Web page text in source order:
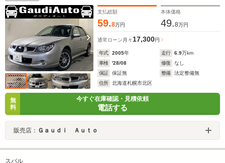
支払総額
59.8万円
本体価格
49.8万円
通常ローン 月々 17,300円
年式 2005年 走行 6.9万km
車検
'28/08 修復
なし
保証
保証無 整備
法定整備無
住所
北海道札幌市北区
無
料
今すぐ在庫確認・見積依頼
電話する
販売店： Ｇａｕｄｉ Ａｕｔｏ
スバル